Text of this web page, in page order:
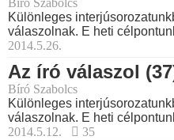
Bíró Szabolcs
Különleges
válaszolnak. E heti
2014.5.26.
Az író válaszol
Bíró Szabolcs
Különleges
válaszolnak. E heti
2014.5.12.
35